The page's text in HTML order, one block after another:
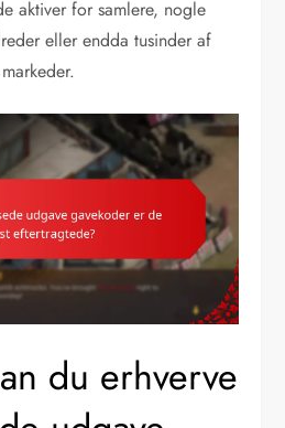
aktiver for samlere, nogle
eller endda tusinder af
du erhverve